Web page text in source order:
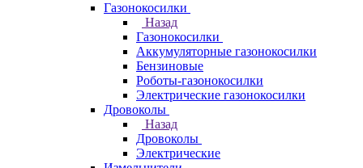
Газонокосилки
Назад
Газонокосилки
Аккумуляторные газонокосилки
Бензиновые
Роботы-газонокосилки
Электрические газонокосилки
Дровоколы
Назад
Дровоколы
Электрические